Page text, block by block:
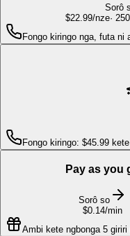
Sorô
$22.99/nze· 250
Fongo kiringo nga, futa ni
Fongo kiringo: $45.99
Pay as you
Sorô so
$0.14/min
Ambi kete ngbonga 5